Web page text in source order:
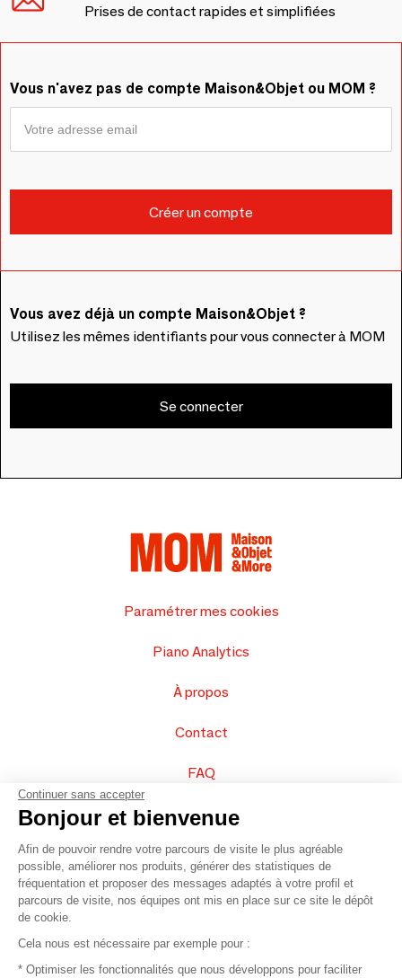
Prises de contact rapides et simplifiées
Vous n'avez pas de compte Maison&Objet ou MOM ?
Vous avez déjà un compte Maison&Objet ?
Utilisez les mêmes identifiants pour vous connecter à MOM
Se connecter
Paramétrer mes cookies
Piano Analytics
À propos
Contact
FAQ
Vendez vos produits
Plan du site
© 2016 –Organisation SAFI
Continuer sans accepter
Bonjour et bienvenue
Afin de pouvoir rendre votre parcours de visite le plus agréable
possible, améliorer nos produits, générer des statistiques de
fréquentation et proposer des messages adaptés à votre profil et
parcours de visite, nos équipes ont mis en place sur ce site le dépôt
de cookie.
Cela nous est nécessaire par exemple pour :
* Optimiser les fonctionnalités que nous développons pour faciliter